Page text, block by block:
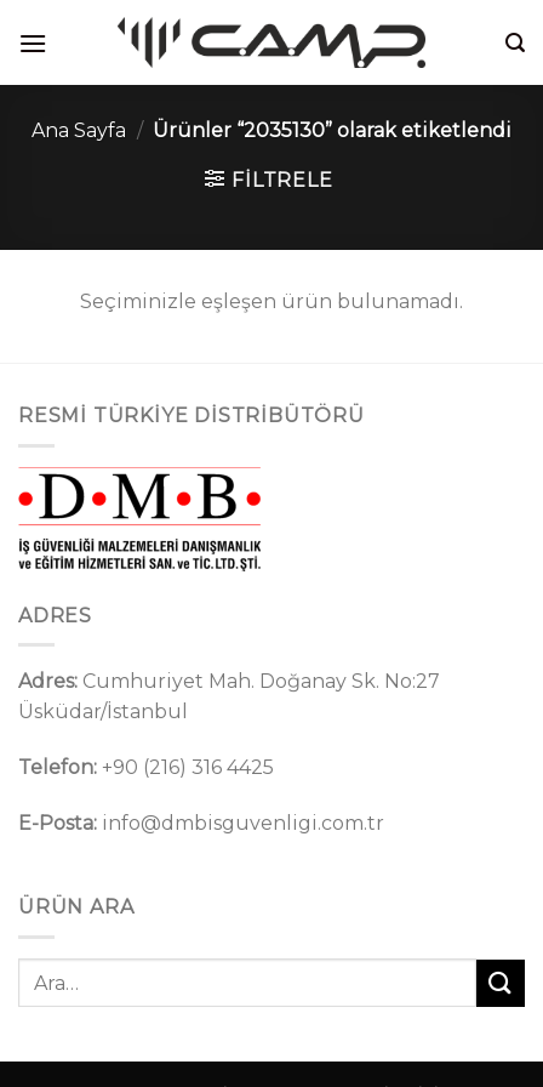
atla
Ana Sayfa / Ürünler “2035130” olarak etiketlendi
FILTRELE
Seçiminizle eşleşen ürün bulunamadı.
RESMI TÜRKIYE DISTRIBÜTÖRÜ
ADRES
Adres: Cumhuriyet Mah. Doğanay Sk. No:27
Üsküdar/İstanbul
Telefon: +90 (216) 316 4425
E-Posta: info@dmbisguvenligi.com.tr
ÜRÜN ARA
Ara: